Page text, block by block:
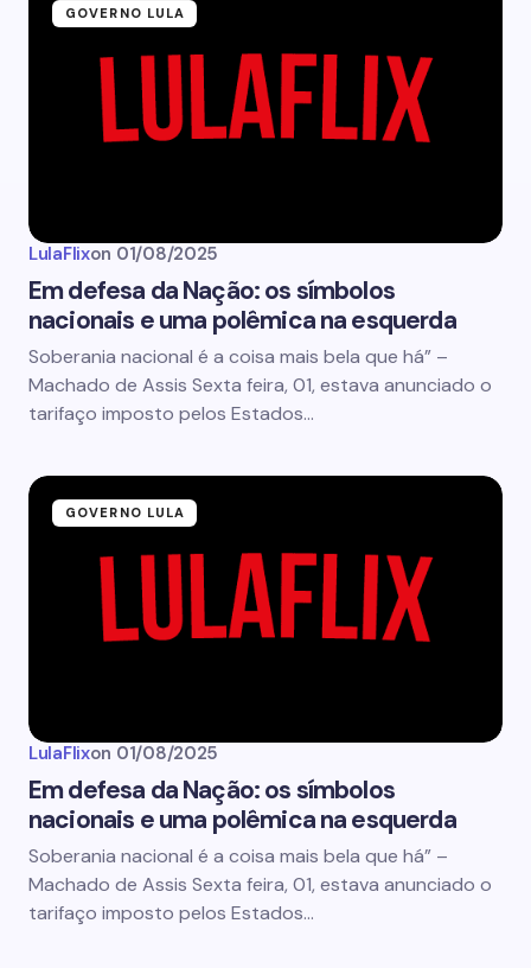
GOVERNO LULA
LulaFlixon 01/08/2025
Em defesa da Nação: os símbolos
nacionais e uma polêmica na esquerda
Soberania nacional é a coisa mais bela que há” –
Machado de Assis Sexta feira, 01, estava anunciado o
tarifaço imposto pelos Estados…
GOVERNO LULA
LulaFlixon 01/08/2025
Em defesa da Nação: os símbolos
nacionais e uma polêmica na esquerda
Soberania nacional é a coisa mais bela que há” –
Machado de Assis Sexta feira, 01, estava anunciado o
tarifaço imposto pelos Estados…